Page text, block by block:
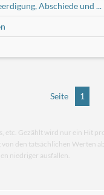
Abschiede und ...
Seite 1
etc. Gezählt wird nur ein Hit
den tatsächlichen Werten
niedriger ausfallen.